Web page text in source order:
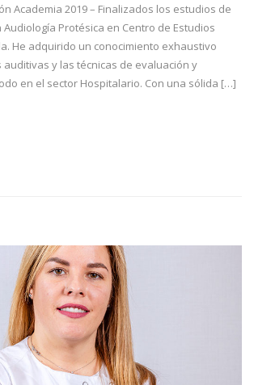
Academia 2019 – Finalizados los estudios de
Protésica en Centro de Estudios
He adquirido un conocimiento exhaustivo
y las técnicas de evaluación y
en el sector Hospitalario. Con una sólida […]